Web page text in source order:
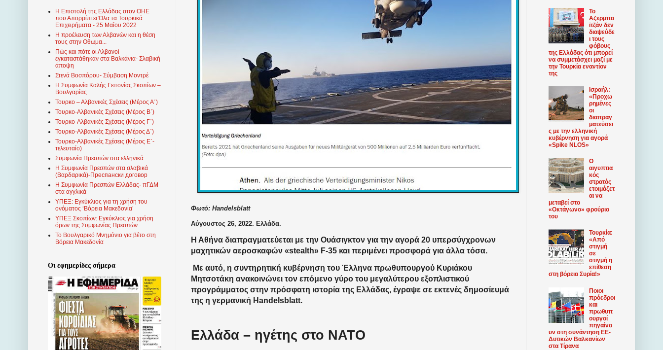
Φωτό: Handelsblatt
Αύγουστος 26, 2022. Ελλάδα.
Η Αθήνα διαπραγματεύεται με την Ουάσιγκτον για την αγορά 20 υπερσύγχρονων
μαχητικών αεροσκαφών «stealth» F-35 και περιμένει προσφορά για άλλα τόσα.
Με αυτό, η συντηρητική κυβέρνηση του Έλληνα πρωθυπουργού Κυριάκου
Μητσοτάκη ανακοινώνει τον επόμενο γύρο του μεγαλύτερου εξοπλιστικού
προγράμματος στην πρόσφατη ιστορία της Ελλάδας, έγραψε σε εκτενές δημοσίευμά
της η γερμανική Handelsblatt.
Ελλάδα – ηγέτης στο ΝΑΤΟ
Η Επιστολή της Ελλάδας στον ΟΗΕ
που Απορρίπτει Όλα τα Τουρκικά
Επιχειρήματα - 25 Μαΐου 2022
Η προέλευση των Αλβανών και η θέση
τους στην Οθωμα...
Πώς και πότε οι Αλβανοί
εγκαταστάθηκαν στα Βαλκάνια- Σλαβική
άποψη
Στενά Βοσπόρου- Σύμβαση Μοντρέ
Η Συμφωνία Καλής Γειτονίας Σκοπίων –
Βουλγαρίας
Τουρκο – Αλβανικές Σχέσεις (Mέρος Α΄)
Τουρκο-Αλβανικές Σχέσεις (Μέρος Β΄)
Τουρκο-Αλβανικές Σχέσεις (Μέρος Γ΄)
Τουρκο-Αλβανικές Σχέσεις (Μέρος Δ΄)
Τουρκο-Αλβανικές Σχέσεις (Μέρος Ε΄-
τελευταίο)
Συμφωνία Πρεσπών στα ελληνικά
Η Συμφωνία Πρεσπών στα σλαβικά
(Βαρδαρικά)-Преспански договор
Η Συμφωνία Πρεσπών Ελλάδας- πΓΔΜ
στα αγγλικά
ΥΠΕΞ: Εγκύκλιος για τη χρήση του
ονόματος ‘Βόρεια Μακεδονία’
ΥΠΕΞ Σκοπίων: Εγκύκλιος για χρήση
όρων της Συμφωνίας Πρεσπών
Το Βουλγαρικό Μνημόνιο για βέτο στη
Βόρεια Μακεδονία
Οι εφημερίδες σήμερα
Το
Αζερμπα
ϊτζάν δεν
διαψεύδε
ι τους
φόβους
της Ελλάδας ότι μπορεί
να συμμετάσχει μαζί με
την Τουρκία εναντίον
της
Ισραήλ:
«Προχω
ρημένες
οι
διαπραγ
ματεύσει
ς με την ελληνική
κυβέρνηση για αγορά
«Spike NLOS»
Ο
αιγυπτια
κός
στρατός
ετοιμάζετ
αι να
μεταβεί στο
«Οκτάγωνο» φρούριο
του
Τουρκία:
«Από
στιγμή
σε
στιγμή η
επίθεση
στη βόρεια Συρία!»
Ποιοι
πρόεδροι
και
πρωθυπ
ουργοί
πηγαίνο
υν στη συνάντηση ΕΕ-
Δυτικών Βαλκανίων
στα Τίρανα